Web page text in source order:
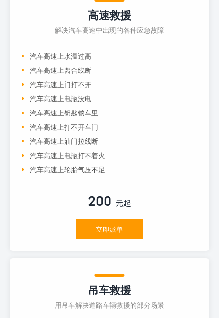
高速救援
解决汽车高速中出现的各种应急故障
汽车高速上水温过高
汽车高速上离合线断
汽车高速上门打不开
汽车高速上电瓶没电
汽车高速上钥匙锁车里
汽车高速上打不开车门
汽车高速上油门拉线断
汽车高速上电瓶打不着火
汽车高速上轮胎气压不足
200 元起
立即派单
吊车救援
用吊车解决道路车辆救援的部分场景